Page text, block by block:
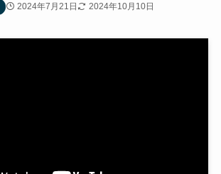
2024年7月21日 2024年10月10日